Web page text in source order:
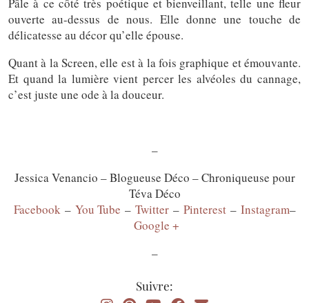
ouverte au-dessus de nous. Elle donne une touche de
délicatesse au décor qu’elle épouse.
Quant à la Screen, elle est à la fois graphique et émouvante.
Et quand la lumière vient percer les alvéoles du cannage,
c’est juste une ode à la douceur.
–
Jessica Venancio – Blogueuse Déco – Chroniqueuse pour
Téva Déco
Facebook – You Tube – Twitter – Pinterest – Instagram–
Google +
–
Suivre: